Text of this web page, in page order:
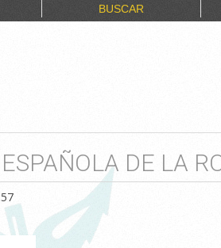
BUSCAR
DE LA